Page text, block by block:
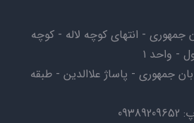
جمهوری - انتهای کوچه لاله - کوچه
جمهوری - پاساژ علاالدین - طبقه
09389209652